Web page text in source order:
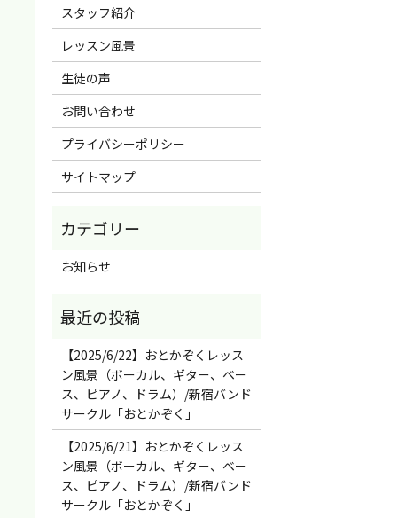
スタッフ紹介
レッスン風景
生徒の声
お問い合わせ
プライバシーポリシー
サイトマップ
お知らせ
【2025/6/22】おとかぞくレッス
ン風景（ボーカル、ギター、ベー
ス、ピアノ、ドラム）/新宿バンド
サークル「おとかぞく」
【2025/6/21】おとかぞくレッス
ン風景（ボーカル、ギター、ベー
ス、ピアノ、ドラム）/新宿バンド
サークル「おとかぞく」